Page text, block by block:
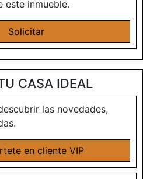
este inmueble.
Solicitar
CASA IDEAL
las novedades,
en cliente VIP